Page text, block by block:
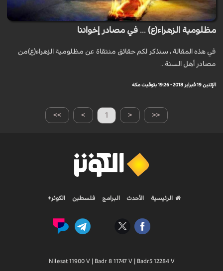
مظلومية الزهراء(ع) ... في مصادر إخواننا
في هذه المقالة ، سنذكر لكم حقائق منتقاة عن مظلومية الزهراء(ع)من
مصادر أهل السنة...
الإثنين 19 فبراير 2018 - 19:26 بتوقيت مكة
>> > 1 < <<
الرئيسية الأحدث البرامج فلسطين الكوثر+
Nilesat 11900 V | Badr 8 11747 V | Badr5 12284 V